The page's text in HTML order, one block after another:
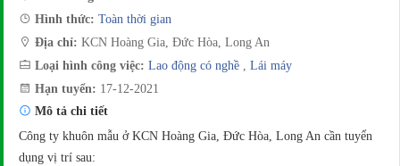
Hình thức: Toàn thời gian
Địa chỉ: KCN Hoàng Gia, Đức Hòa, Long An
Loại hình công việc: Lao động có nghề
Lái máy
Hạn tuyển: 17-12-2021
Mô tả chi tiết
Công ty khuôn mẫu ở KCN Hoàng Gia, Đức Hòa, Long An cần tuyển
dụng vị trí sau: